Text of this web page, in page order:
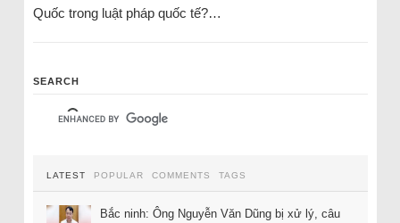
Quốc trong luật pháp quốc tế?…
SEARCH
LATEST POPULAR COMMENTS TAGS
Bắc ninh: Ông Nguyễn Văn Dũng bị xử lý, câu